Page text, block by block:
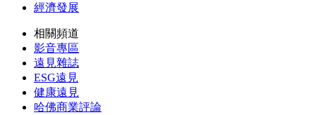
經濟發展
相關頻道
影音專區
遠見雜誌
ESG遠見
健康遠見
哈佛商業評論